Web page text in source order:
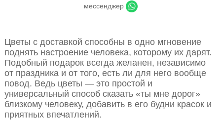
мессенджер
Цветы с доставкой способны в одно мгновение
поднять настроение человека, которому их дарят.
Подобный подарок всегда желанен, независимо
от праздника и от того, есть ли для него вообще
повод. Ведь цветы — это простой и
универсальный способ сказать «ты мне дорог»
близкому человеку, добавить в его будни красок и
приятных впечатлений.